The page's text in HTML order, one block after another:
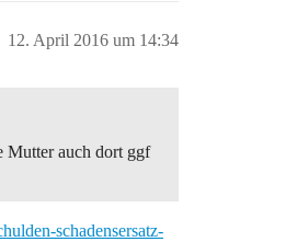
12. April 2016 um 14:34
Mutter auch dort ggf
schadensersatz-